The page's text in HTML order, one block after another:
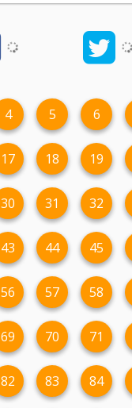
4 5 6
17 18 19
30 31 32
43 44 45
56 57 58
69 70 71
82 83 84